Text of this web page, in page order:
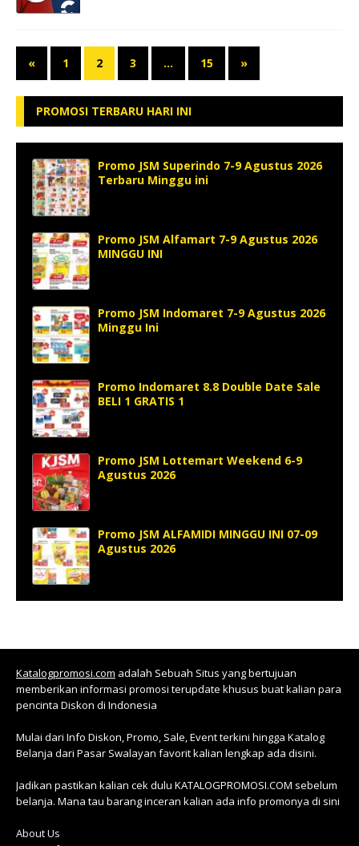
« 1 2 3 … 15 »
PROMOSI TERBARU HARI INI
Promo JSM Superindo 7-9 Agustus 2026
Terbaru Minggu ini
Promo JSM Alfamart 7-9 Agustus 2026
MINGGU INI
Promo JSM Indomaret 7-9 Agustus 2026
Minggu Ini
Promo Indomaret 8.8 Double Date Sale
BELI 1 GRATIS 1
Promo JSM Lottemart Weekend 6-9
Agustus 2026
Promo JSM ALFAMIDI MINGGU INI 07-09
Agustus 2026
Katalogpromosi.com adalah Sebuah Situs yang bertujuan
memberikan informasi promosi terupdate khusus buat kalian para
pencinta Diskon di Indonesia
Mulai dari Info Diskon, Promo, Sale, Event terkini hingga Katalog
Belanja dari Pasar Swalayan favorit kalian lengkap ada disini.
Jadikan pastikan kalian cek dulu KATALOGPROMOSI.COM sebelum
belanja. Mana tau barang inceran kalian ada info promonya di sini
About Us